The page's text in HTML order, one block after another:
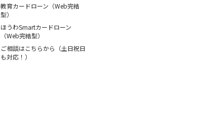
教育カードローン（Web完結
型）
ほうわSmartカードローン
（Web完結型）
ご相談はこちらから（土日祝日
も対応！）